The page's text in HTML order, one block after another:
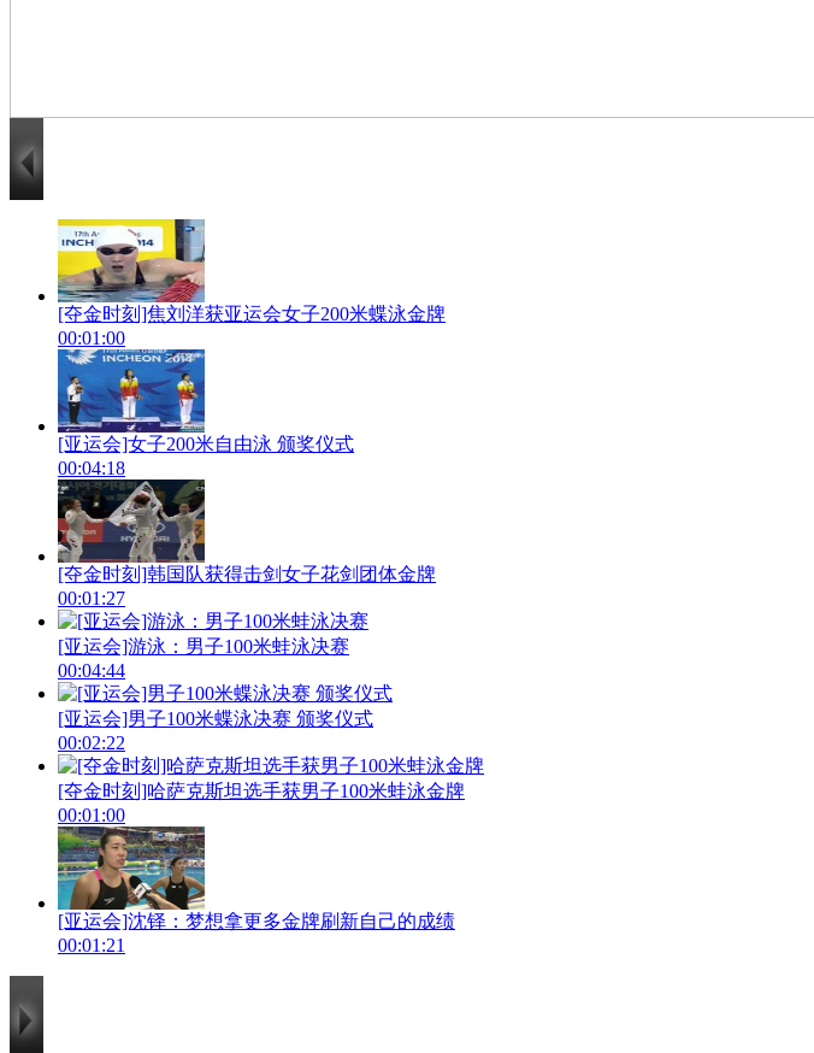
[夺金时刻]焦刘洋获亚运会女子200米蝶泳金牌
00:01:00
[亚运会]女子200米自由泳 颁奖仪式
00:04:18
[夺金时刻]韩国队获得击剑女子花剑团体金牌
00:01:27
[亚运会]游泳：男子100米蛙泳决赛
00:04:44
[亚运会]男子100米蝶泳决赛 颁奖仪式
00:02:22
[夺金时刻]哈萨克斯坦选手获男子100米蛙泳金牌
00:01:00
[亚运会]沈铎：梦想拿更多金牌刷新自己的成绩
00:01:21